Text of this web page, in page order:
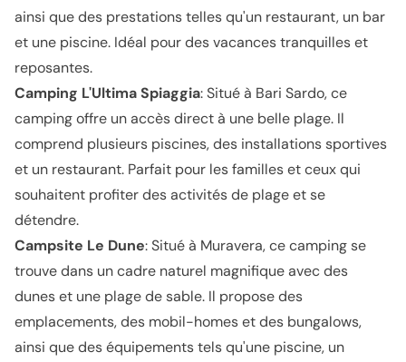
ainsi que des prestations telles qu'un restaurant, un bar
et une piscine. Idéal pour des vacances tranquilles et
reposantes.
Camping L'Ultima Spiaggia: Situé à Bari Sardo, ce
camping offre un accès direct à une belle plage. Il
comprend plusieurs piscines, des installations sportives
et un restaurant. Parfait pour les familles et ceux qui
souhaitent profiter des activités de plage et se
détendre.
Campsite Le Dune: Situé à Muravera, ce camping se
trouve dans un cadre naturel magnifique avec des
dunes et une plage de sable. Il propose des
emplacements, des mobil-homes et des bungalows,
ainsi que des équipements tels qu'une piscine, un